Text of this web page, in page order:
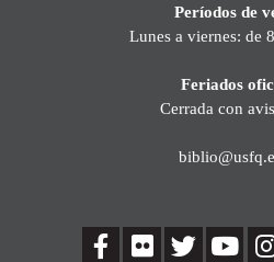
Períodos de
Lunes a viernes: de
Feriados
Cerrada con